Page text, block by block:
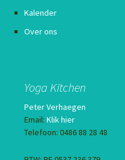
Kalender
Over ons
Yoga Kitchen
Peter Verhaegen
Email: Klik hier
Telefoon: 0486 88 28 48